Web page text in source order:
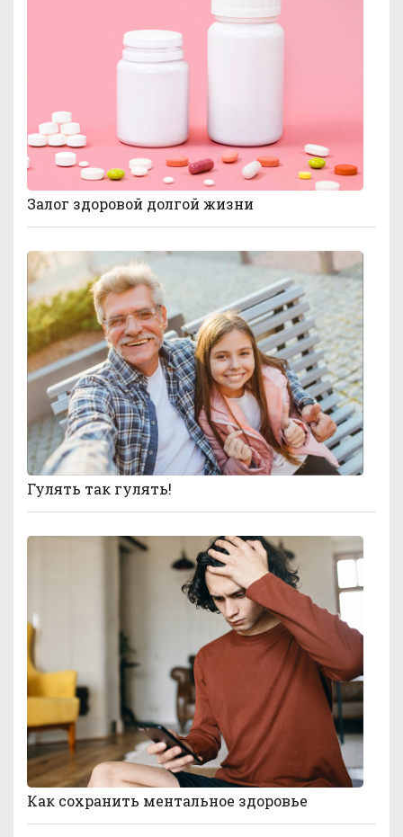
Залог здоровой долгой жизни
Гулять так гулять!
Как сохранить ментальное здоровье